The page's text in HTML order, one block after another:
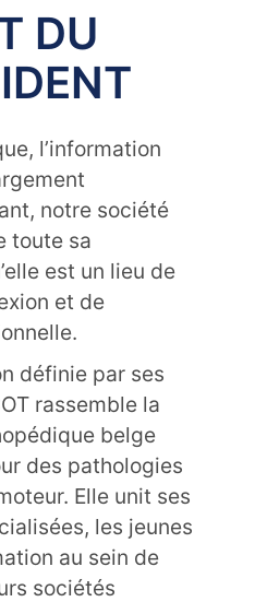
DU
l’information
notre société
toute sa
est un lieu de
et de
définie par ses
rassemble la
belge
des pathologies
Elle unit ses
les jeunes
au sein de
sociétés